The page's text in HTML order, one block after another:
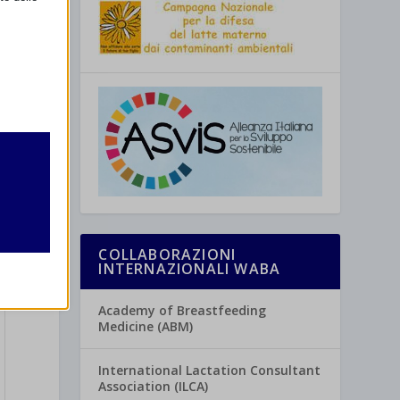
COLLABORAZIONI
INTERNAZIONALI WABA
Academy of Breastfeeding
Medicine (ABM)
International Lactation Consultant
Association (ILCA)